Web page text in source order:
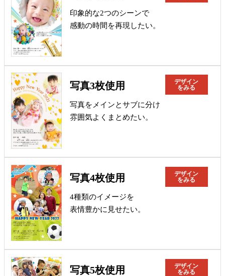
印象的な2つのシーンで
感動の時間を再現したい。
写真3枚使用
デザイン
をみる
写真をメインとサブに分け
雰囲気よくまとめたい。
写真4枚使用
デザイン
をみる
4種類のイメージを
表情豊かに見せたい。
写真5枚使用
デザイン
をみる